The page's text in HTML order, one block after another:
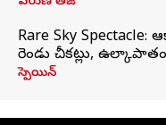
Rare Sky
రెండు చీకట్లు, ఉల్కాపాతం
స్పెయిన్